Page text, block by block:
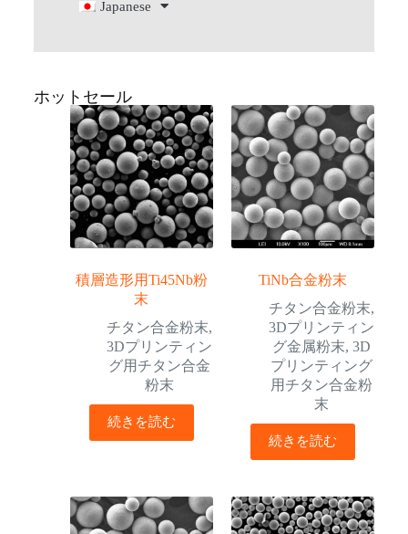
Japanese
ホットセール
積層造形用Ti45Nb粉
末
チタン合金粉末,
3Dプリンティン
グ用チタン合金
粉末
続きを読む
TiNb合金粉末
チタン合金粉末,
3Dプリンティン
グ金属粉末, 3D
プリンティング
用チタン合金粉
末
続きを読む